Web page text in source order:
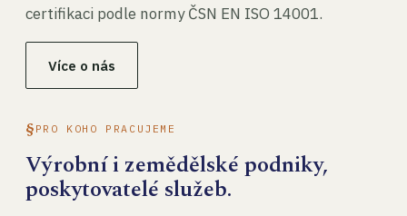
certifikaci podle normy ČSN EN ISO 14001.
Více o nás
PRO KOHO PRACUJEME
Výrobní i zemědělské podniky,
poskytovatelé služeb.